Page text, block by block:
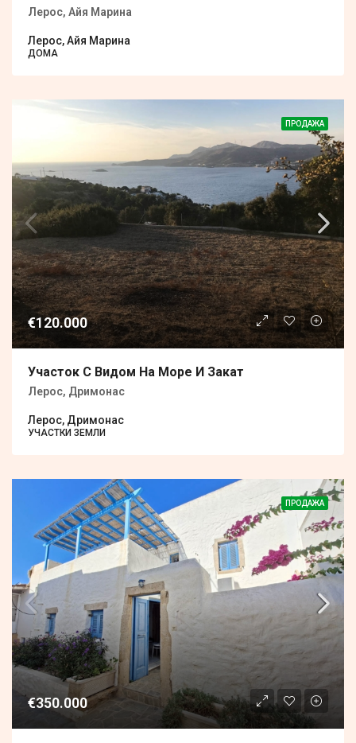
Лерос, Айя Марина
Лерос, Айя Марина
ДОМА
ПРОДАЖА
€120.000
Участок С Видом На Море И Закат
Лерос, Дримонас
Лерос, Дримонас
УЧАСТКИ ЗЕМЛИ
ПРОДАЖА
€350.000